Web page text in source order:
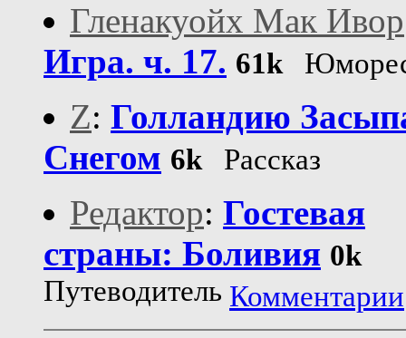
Гленакуойх Мак Ивор
Игра. ч. 17. 61k
Z: Голландию
Снегом 6kРассказ
Редактор: Гостевая
страны: Боливия 0k
Путеводитель Комментарии